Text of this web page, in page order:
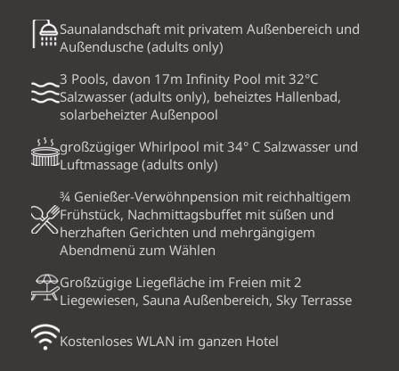
Saunalandschaft mit privatem Außenbereich und
Außendusche (adults only)
3 Pools, davon 17m Infinity Pool mit 32°C
Salzwasser (adults only), beheiztes Hallenbad,
solarbeheizter Außenpool
großzügiger Whirlpool mit 34° C Salzwasser und
Luftmassage (adults only)
¾ Genießer-Verwöhnpension mit reichhaltigem
Frühstück, Nachmittagsbuffet mit süßen und
herzhaften Gerichten und mehrgängigem
Abendmenü zum Wählen
Großzügige Liegefläche im Freien mit 2
Liegewiesen, Sauna Außenbereich, Sky Terrasse
Kostenloses WLAN im ganzen Hotel